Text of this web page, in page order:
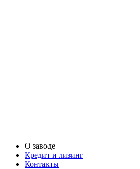
О заводе
Кредит и лизинг
Контакты